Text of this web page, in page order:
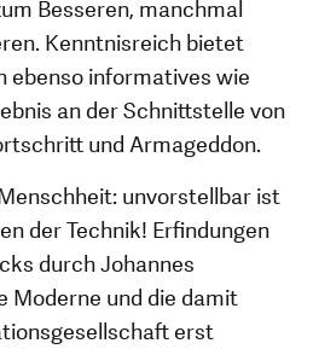
Besseren, manchmal
Kenntnisreich bietet
ebenso informatives wie
an der Schnittstelle von
und Armageddon.
unvorstellbar ist
der Technik! Erfindungen
durch Johannes
Moderne und die damit
erst